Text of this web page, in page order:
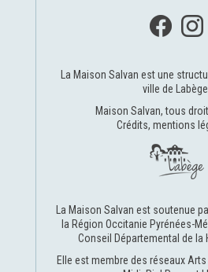
La Maison Salvan est une
ville de Labège
Maison Salvan, tous
Crédits, mentions
La Maison Salvan est soutenue
la Région Occitanie Pyrénées-
Conseil Départemental de la
Elle est membre des réseaux